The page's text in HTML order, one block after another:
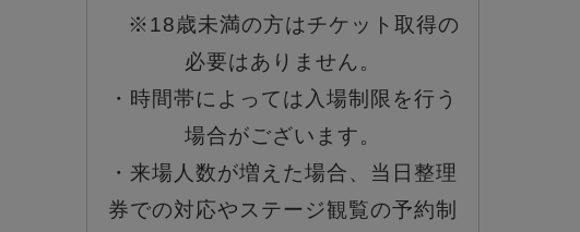
※18歳未満の方はチケット取得の
必要はありません。
・時間帯によっては入場制限を行う
場合がございます。
・来場人数が増えた場合、当日整理
券での対応やステージ観覧の予約制